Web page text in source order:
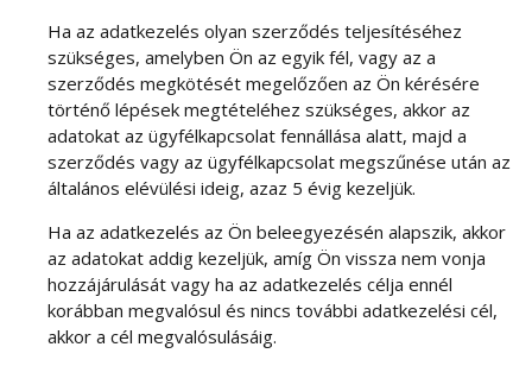
Ha az adatkezelés olyan szerződés teljesítéséhez
szükséges, amelyben Ön az egyik fél, vagy az a
szerződés megkötését megelőzően az Ön kérésére
történő lépések megtételéhez szükséges, akkor az
adatokat az ügyfélkapcsolat fennállása alatt, majd a
szerződés vagy az ügyfélkapcsolat megszűnése után az
általános elévülési ideig, azaz 5 évig kezeljük.
Ha az adatkezelés az Ön beleegyezésén alapszik, akkor
az adatokat addig kezeljük, amíg Ön vissza nem vonja
hozzájárulását vagy ha az adatkezelés célja ennél
korábban megvalósul és nincs további adatkezelési cél,
akkor a cél megvalósulásáig.